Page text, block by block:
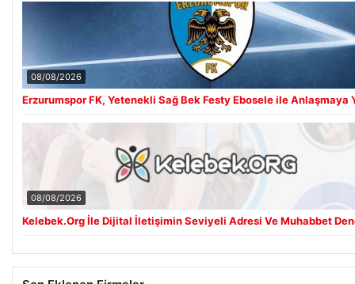
08/08/2026
Erzurumspor FK, Yetenekli Sağ Bek Festy Ebosele ile Anlaşmaya
08/08/2026
Kelebek.Org İle Dijital İletişimin Seviyeli Adresi Ve Muhabbet